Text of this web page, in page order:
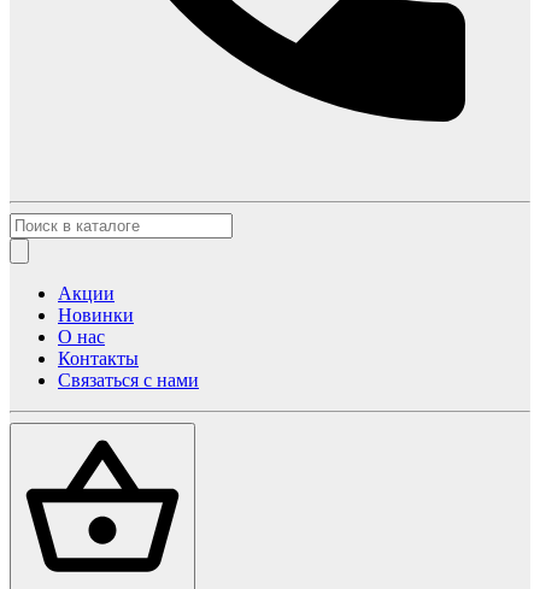
Акции
Новинки
О нас
Контакты
Связаться с нами